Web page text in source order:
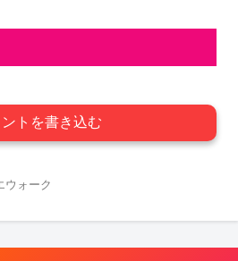
ントを書き込む
ウォーク